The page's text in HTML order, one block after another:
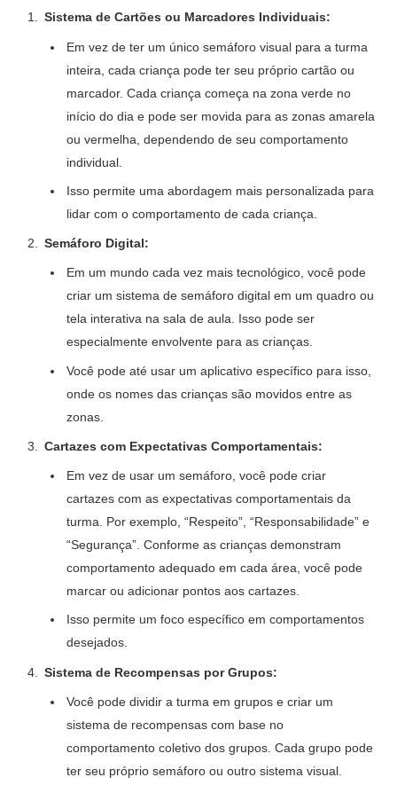
Sistema de Cartões ou Marcadores Individuais:
Em vez de ter um único semáforo visual para a turma
inteira, cada criança pode ter seu próprio cartão ou
marcador. Cada criança começa na zona verde no
início do dia e pode ser movida para as zonas amarela
ou vermelha, dependendo de seu comportamento
individual.
Isso permite uma abordagem mais personalizada para
lidar com o comportamento de cada criança.
Semáforo Digital:
Em um mundo cada vez mais tecnológico, você pode
criar um sistema de semáforo digital em um quadro ou
tela interativa na sala de aula. Isso pode ser
especialmente envolvente para as crianças.
Você pode até usar um aplicativo específico para isso,
onde os nomes das crianças são movidos entre as
zonas.
Cartazes com Expectativas Comportamentais:
Em vez de usar um semáforo, você pode criar
cartazes com as expectativas comportamentais da
turma. Por exemplo, “Respeito”, “Responsabilidade” e
“Segurança”. Conforme as crianças demonstram
comportamento adequado em cada área, você pode
marcar ou adicionar pontos aos cartazes.
Isso permite um foco específico em comportamentos
desejados.
Sistema de Recompensas por Grupos:
Você pode dividir a turma em grupos e criar um
sistema de recompensas com base no
comportamento coletivo dos grupos. Cada grupo pode
ter seu próprio semáforo ou outro sistema visual.